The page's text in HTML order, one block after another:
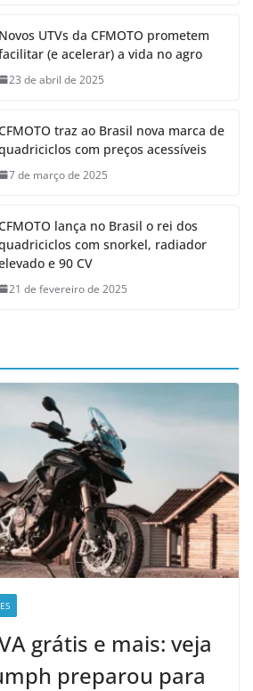
Novos UTVs da CFMOTO prometem
(e acelerar) a vida no agro
23 de abril de 2025
traz ao Brasil nova marca de
com preços acessíveis
7 de março de 2025
lança no Brasil o rei dos
com snorkel, radiador
e 90 CV
21 de fevereiro de 2025
grátis e mais: veja
preparou para